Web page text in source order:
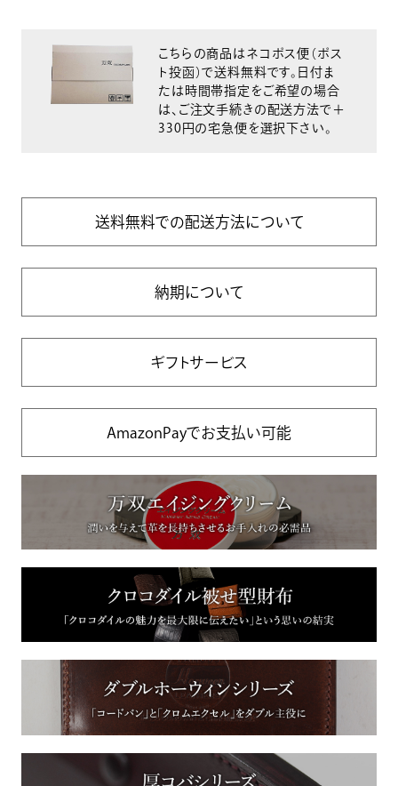
こちらの商品はネコポス便（ポス
ト投函）で送料無料です。日付ま
たは時間帯指定をご希望の場合
は、ご注文手続きの配送方法で＋
330円の宅急便を選択下さい。
送料無料での配送方法について
納期について
ギフトサービス
AmazonPayでお支払い可能